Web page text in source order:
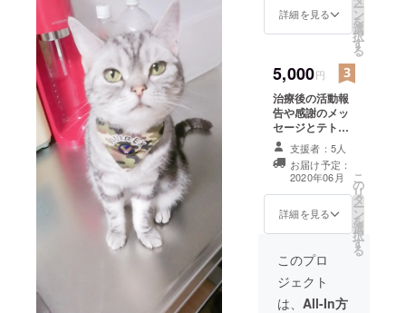
メッセージやご支援、本当
に本当にありがとう御座い
ます!!今日も毎日の日課のお
薬と点滴を頑張ってくれま
した。痛い思いさせて嫌な
思いさせてごめんねと毎日
思いながら点滴をしたりお
薬を飲ませてますが皆様の
メッセージをみて改めて頑
張ろうと思いました。沢山
のメッセージ本当にありが
とう御座います！
詳細を見る ー
ン
を
選
択
す
る
5,000円
治療後の活動報
告や感謝のメッ
セージとテトの
画像、テトのオ
リジナルポスト
カードを心を込
めて差し上げた
いと思います。
支援者：5人
お届け予定：
2020年06月
詳細を見る
こ
の
リ
タ
ー
ン
を
選
択
す
る
このプロ
ジェクト
は、 All-In方